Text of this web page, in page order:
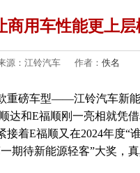
商用车性能更上层
源：江铃汽车 作者： 佚名
重磅车型——江铃汽车新
达和E福顺刚一亮相就凭
着E福顺又在2024年度“
期待新能源轻客”大奖，